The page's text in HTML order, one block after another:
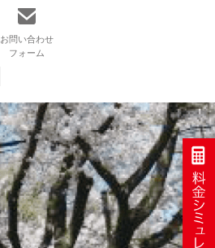
お問い合わせ
フォーム